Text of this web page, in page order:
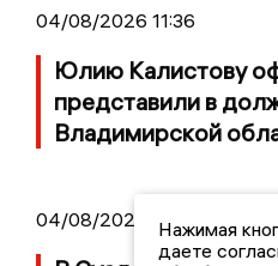
04/08/2026 11:36
Юлию Калистову
представили в
Владимирской
04/08/2026 09:01Нажимая
даете